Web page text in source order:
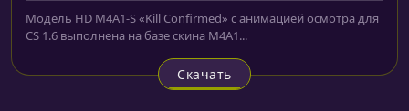
Модель HD M4A1-S «Kill Confirmed» с анимацией осмотра для
CS 1.6 выполнена на базе скина M4A1...
Скачать